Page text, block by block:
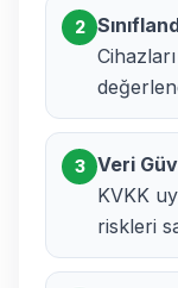
2
3
Veri
KVKK
riskleri